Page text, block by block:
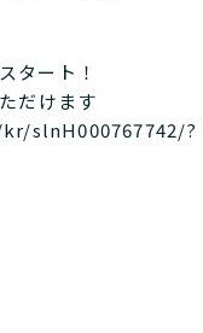
タート！
だけます
slnH000767742/?